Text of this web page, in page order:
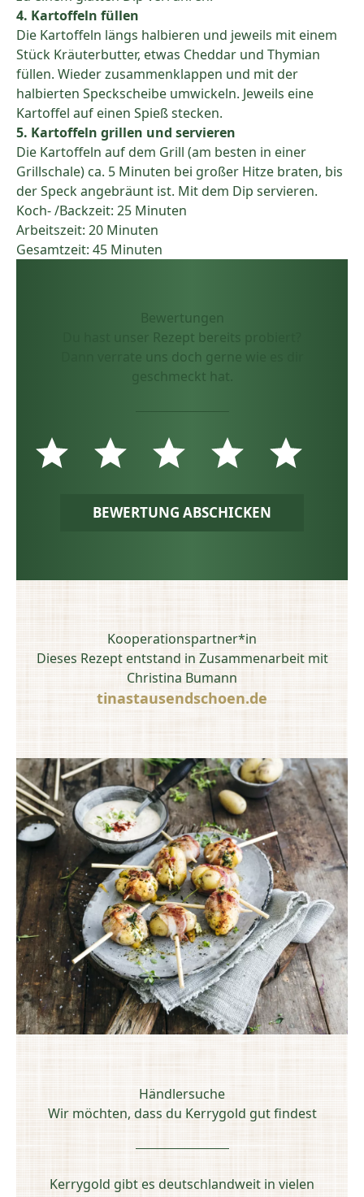
4. Kartoffeln füllen
Die Kartoffeln längs halbieren und jeweils mit einem
Stück Kräuterbutter, etwas Cheddar und Thymian
füllen. Wieder zusammenklappen und mit der
halbierten Speckscheibe umwickeln. Jeweils eine
Kartoffel auf einen Spieß stecken.
5. Kartoffeln grillen und servieren
Die Kartoffeln auf dem Grill (am besten in einer
Grillschale) ca. 5 Minuten bei großer Hitze braten, bis
der Speck angebräunt ist. Mit dem Dip servieren.
Koch- /Backzeit: 25 Minuten
Arbeitszeit: 20 Minuten
Gesamtzeit: 45 Minuten
Bewertungen
Du hast unser Rezept bereits probiert?
Dann verrate uns doch gerne wie es dir
geschmeckt hat.
BEWERTUNG ABSCHICKEN
Kooperationspartner*in
Dieses Rezept entstand in Zusammenarbeit mit
Christina Bumann
tinastausendschoen.de
Händlersuche
Wir möchten, dass du Kerrygold gut findest
Kerrygold gibt es deutschlandweit in vielen